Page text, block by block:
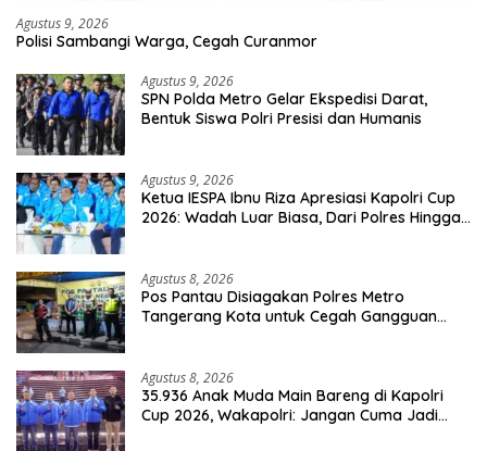
Agustus 9, 2026
Polisi Sambangi Warga, Cegah Curanmor
Agustus 9, 2026
SPN Polda Metro Gelar Ekspedisi Darat,
Bentuk Siswa Polri Presisi dan Humanis
Agustus 9, 2026
Ketua IESPA Ibnu Riza Apresiasi Kapolri Cup
2026: Wadah Luar Biasa, Dari Polres Hingga
Agustus 8, 2026
Pos Pantau Disiagakan Polres Metro
Tangerang Kota untuk Cegah Gangguan
Agustus 8, 2026
35.936 Anak Muda Main Bareng di Kapolri
Cup 2026, Wakapolri: Jangan Cuma Jadi